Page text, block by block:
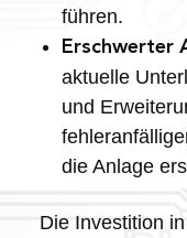
führen.
Erschwerter
aktuelle
und
die Anlage
Die Investition